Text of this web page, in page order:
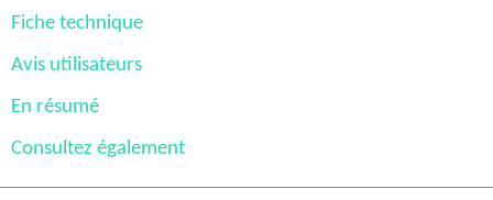
Fiche technique
Avis utilisateurs
En résumé
Consultez également